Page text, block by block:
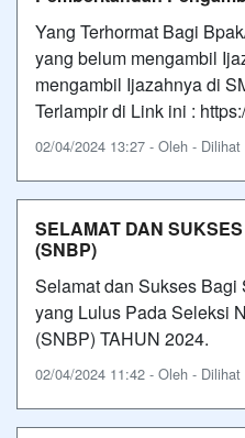
Yang Terhormat Bagi
yang belum mengambil
mengambil Ijazahnya di
Terlampir di Link ini :
02/04/2024 13:27 - Oleh - Dilihat
SELAMAT DAN
(SNBP)
Selamat dan Sukses
yang Lulus Pada Seleksi
(SNBP) TAHUN 2024.
02/04/2024 11:42 - Oleh - Dilihat